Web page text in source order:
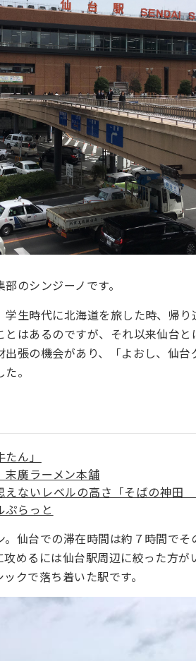
のシンジーノです。
生時代に北海道を旅した時、帰り
はあるのですが、それ以来仙台
張の機会があり、「よおし、仙台
。
ん」
廣ラーメン本舗
ないレベルの高さ「そばの神田
らっと
仙台での滞在時間は約７時間で
めるには仙台駅周辺に絞った方が
クで落ち着いた駅です。